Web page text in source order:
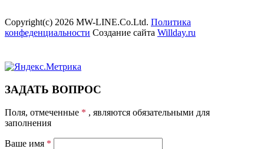
Copyright(c) 2026 MW-LINE.Co.Ltd. Политика
конфеденциальности Создание сайта Willday.ru
ЗАДАТЬ ВОПРОС
Поля, отмеченные * , являются обязательными для
заполнения
Ваше имя *